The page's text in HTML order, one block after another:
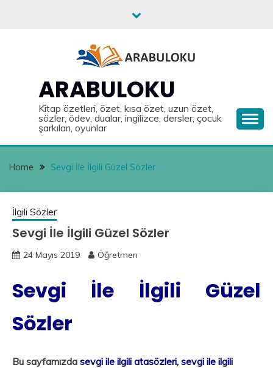
ARABULOKU
Kitap özetleri, özet, kısa özet, uzun özet,
sözler, ödev, dualar, ingilizce, dersler, çocuk
şarkıları, oyunlar
Home Sevgi İle İlgili Güzel Sözler
İlgili Sözler
Sevgi İle İlgili Güzel Sözler
24 Mayıs 2019 Öğretmen
Sevgi İle İlgili Güzel
Sözler
Bu sayfamızda sevgi ile ilgili atasözleri, sevgi ile ilgili